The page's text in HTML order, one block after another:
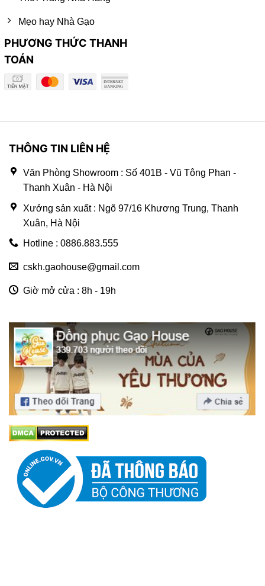
Mẹo hay Nhà Gạo
PHƯƠNG THỨC THANH
TOÁN
THÔNG TIN LIÊN HỆ
Văn Phòng Showroom : Số 401B - Vũ Tông Phan -
Thanh Xuân - Hà Nội
Xưởng sản xuất : Ngõ 97/16 Khương Trung, Thanh
Xuân, Hà Nội
Hotline : 0886.883.555
cskh.gaohouse@gmail.com
Giờ mở cửa : 8h - 19h